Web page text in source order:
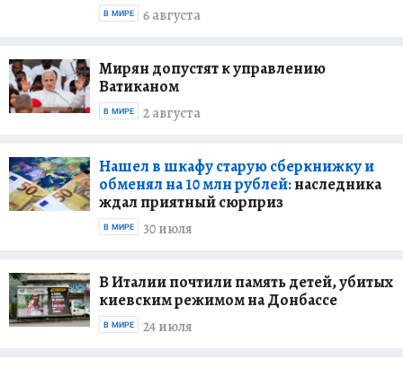
6 августа
В МИРЕ
Мирян допустят к управлению
Ватиканом
2 августа
В МИРЕ
Нашел в шкафу старую сберкнижку и
обменял на 10 млн рублей:наследника
ждал приятный сюрприз
30 июля
В МИРЕ
В Италии почтили память детей, убитых
киевским режимом на Донбассе
24 июля
В МИРЕ